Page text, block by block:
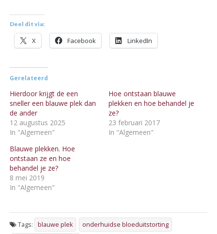
Deel dit via:
X Facebook LinkedIn
Gerelateerd
Hierdoor krijgt de een
sneller een blauwe plek dan
de ander
12 augustus 2025
In "Algemeen"
Hoe ontstaan blauwe
plekken en hoe behandel je
ze?
23 februari 2017
In "Algemeen"
Blauwe plekken. Hoe
ontstaan ze en hoe
behandel je ze?
8 mei 2019
In "Algemeen"
Tags: blauwe plek
onderhuidse bloeduitstorting